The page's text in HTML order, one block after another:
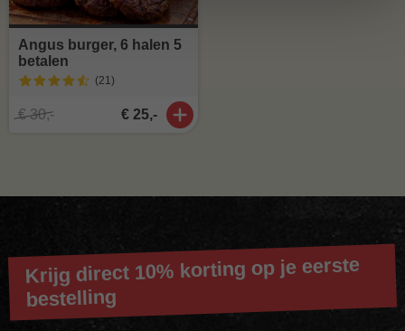
Angus burger, 6 halen 5
betalen
(21)
€ 30,- € 25,-
Krijg direct 10% korting op je eerste
bestelling